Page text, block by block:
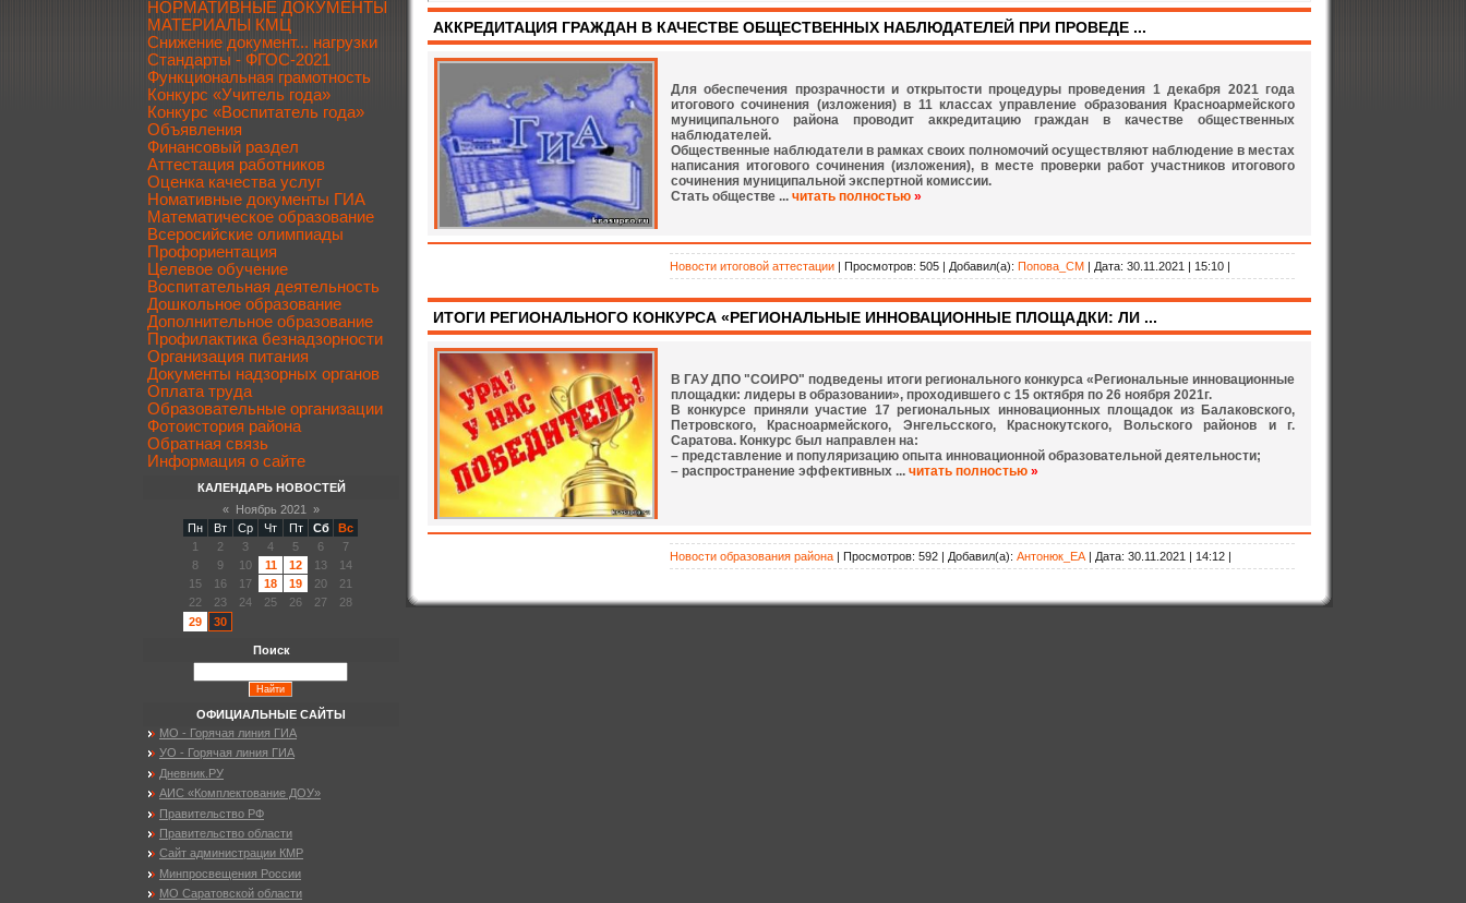
АККРЕДИТАЦИЯ ГРАЖДАН В КАЧЕСТВЕ ОБЩЕСТВЕННЫХ НАБЛЮДАТЕЛЕЙ ПРИ ПРОВЕДЕ ...
Для обеспечения прозрачности и открытости процедуры проведения 1 декабря 2021 года
итогового сочинения (изложения) в 11 классах управление образования Красноармейского
муниципального района проводит аккредитацию граждан в качестве общественных
наблюдателей.
Общественные наблюдатели в рамках своих полномочий осуществляют наблюдение в местах
написания итогового сочинения (изложения), в месте проверки работ участников итогового
сочинения муниципальной экспертной комиссии.
Стать обществе ... читать полностью »
Новости итоговой аттестации | Просмотров: 505 | Добавил(а): Попова_СМ | Дата: 30.11.2021 | 15:10 |
ИТОГИ РЕГИОНАЛЬНОГО КОНКУРСА «РЕГИОНАЛЬНЫЕ ИННОВАЦИОННЫЕ ПЛОЩАДКИ: ЛИ ...
В ГАУ ДПО "СОИРО" подведены итоги регионального конкурса «Региональные инновационные
площадки: лидеры в образовании», проходившего с 15 октября по 26 ноября 2021г.
В конкурсе приняли участие 17 региональных инновационных площадок из Балаковского,
Петровского, Красноармейского, Энгельсского, Краснокутского, Вольского районов и г.
Саратова. Конкурс был направлен на:
– представление и популяризацию опыта инновационной образовательной деятельности;
– распространение эффективных ... читать полностью »
Новости образования района | Просмотров: 592 | Добавил(а): Антонюк_ЕА | Дата: 30.11.2021 | 14:12 |
НОРМАТИВНЫЕ ДОКУМЕНТЫ
МАТЕРИАЛЫ КМЦ
Снижение документ... нагрузки
Стандарты - ФГОС-2021
Функциональная грамотность
Конкурс «Учитель года»
Конкурс «Воспитатель года»
Объявления
Финансовый раздел
Аттестация работников
Оценка качества услуг
Номативные документы ГИА
Математическое образование
Всеросийские олимпиады
Профориентация
Целевое обучение
Воспитательная деятельность
Дошкольное образование
Дополнительное образование
Профилактика безнадзорности
Организация питания
Документы надзорных органов
Оплата труда
Образовательные организации
Фотоистория района
Обратная связь
Информация о сайте
КАЛЕНДАРЬ НОВОСТЕЙ
«
Ноябрь 2021
»
Пн
Вт Ср Чт Пт Сб
Вс
1
2 3 4 5 6
7
8
9 10 11 12 13
14
15
16 17 18 19 20
21
22
23 24 25 26 27
28
29
30
Поиск
ОФИЦИАЛЬНЫЕ САЙТЫ
МО - Горячая линия ГИА
УО - Горячая линия ГИА
Дневник.РУ
АИС «Комплектование ДОУ»
Правительство РФ
Правительство области
Сайт администрации КМР
Минпросвещения России
МО Саратовской области